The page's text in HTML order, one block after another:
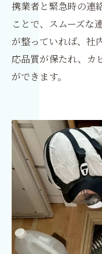
携業者と緊急時の連
ことで、スムーズな
が整っていれば、社
応品質が保たれ、カ
ができます。